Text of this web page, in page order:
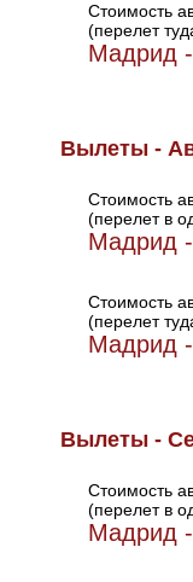
Стоимость
(перелет
Мадрид -
Вылеты -
Стоимость
(перелет в
Мадрид -
Стоимость
(перелет
Мадрид -
Вылеты -
Стоимость
(перелет в
Мадрид -